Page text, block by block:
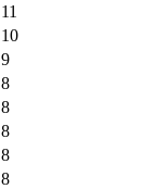
11
10
9
8
8
8
8
8